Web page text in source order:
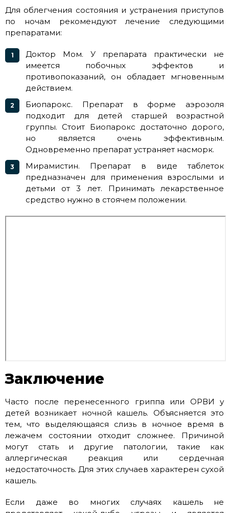
Для облегчения состояния и устранения приступов
по ночам рекомендуют лечение следующими
препаратами:
Доктор Мом. У препарата практически не
имеется побочных эффектов и
противопоказаний, он обладает мгновенным
действием.
Биопарокс. Препарат в форме аэрозоля
подходит для детей старшей возрастной
группы. Стоит Биопарокс достаточно дорого,
но является очень эффективным.
Одновременно препарат устраняет насморк.
Мирамистин. Препарат в виде таблеток
предназначен для применения взрослыми и
детьми от 3 лет. Принимать лекарственное
средство нужно в стоячем положении.
Заключение
Часто после перенесенного гриппа или ОРВИ у
детей возникает ночной кашель. Объясняется это
тем, что выделяющаяся слизь в ночное время в
лежачем состоянии отходит сложнее. Причиной
могут стать и другие патологии, такие как
аллергическая реакция или сердечная
недостаточность. Для этих случаев характерен сухой
кашель.
Если даже во многих случаях кашель не